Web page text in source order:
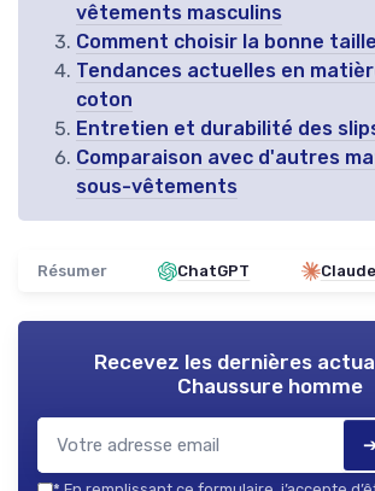
vêtements masculins
Comment choisir la bonne
Tendances actuelles en
coton
Entretien et durabilité des
Comparaison avec d'autres
sous-vêtements
Résumer ChatGPT Claude
Recevez les dernières
Chaussure homme